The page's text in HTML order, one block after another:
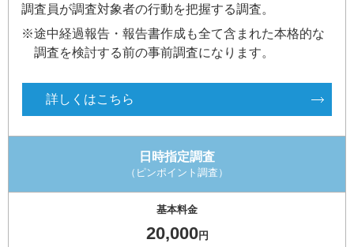
調査員が調査対象者の行動を把握する調査。
※途中経過報告・報告書作成も全て含まれた本格的な
調査を検討する前の事前調査になります。
詳しくはこちら
日時指定調査
（ピンポイント調査）
基本料金
20,000円